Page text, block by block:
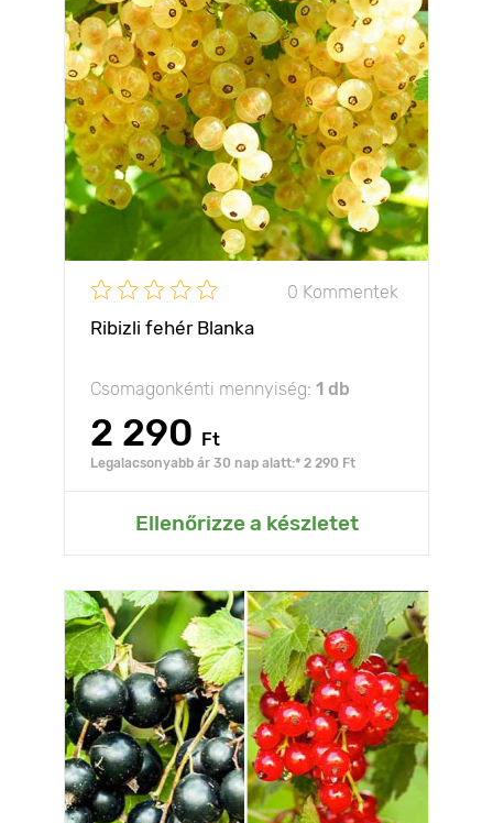
0 Kommentek
Ribizli fehér Blanka
Csomagonkénti mennyiség: 1 db
2 290 Ft
Legalacsonyabb ár 30 nap alatt:* 2 290 Ft
Ellenőrizze a készletet